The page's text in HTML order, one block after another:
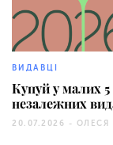
ВИДАВЦІ
Купуй у малих
незалежних
20.07.2026 - ОЛЕСЯ